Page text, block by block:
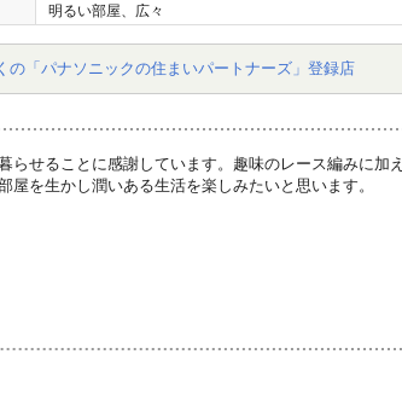
明るい部屋、広々
の「パナソニックの住まいパートナーズ」登録店
せることに感謝しています。趣味のレース編みに加え
を生かし潤いある生活を楽しみたいと思います。